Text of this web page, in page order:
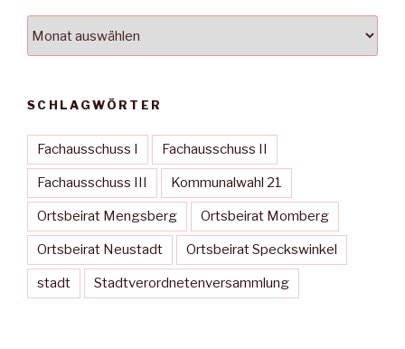
SCHLAGWÖRTER
Fachausschuss I Fachausschuss II
Fachausschuss III Kommunalwahl 21
Ortsbeirat Mengsberg Ortsbeirat Momberg
Ortsbeirat Neustadt Ortsbeirat Speckswinkel
stadt Stadtverordnetenversammlung